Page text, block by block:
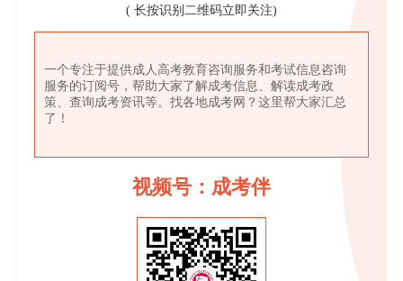
( 长按识别二维码立即关注)
一个专注于提供成人高考教育咨询服务和考试信息咨询
服务的订阅号，帮助大家了解成考信息、解读成考政
策、查询成考资讯等。找各地成考网？这里帮大家汇总
了！
视频号：成考伴